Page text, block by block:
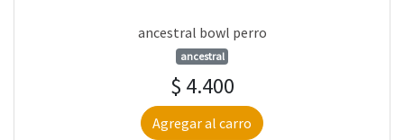
ancestral bowl perro
ancestral
$ 4.400
Agregar al carro